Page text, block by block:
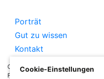
Porträt
Gut zu wissen
Kontakt
Copyright ©2026 | created with
Fotos: Michael Meier
Cookie-Einstellungen